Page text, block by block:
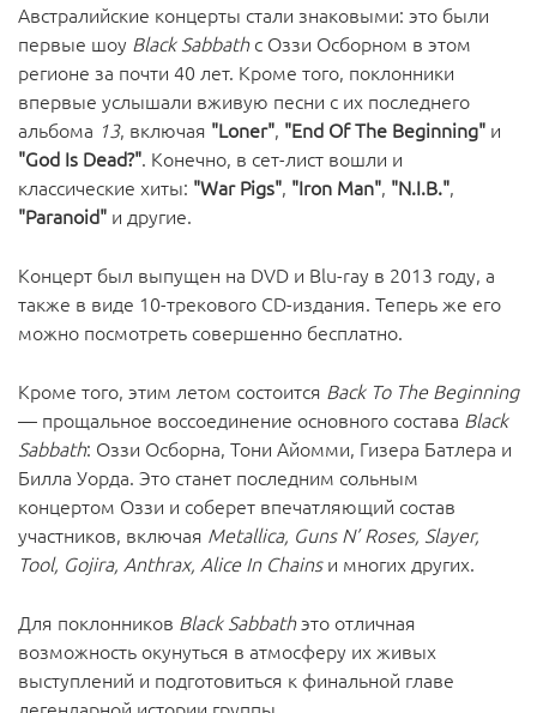
Австралийские концерты стали знаковыми: это были
первые шоу Black Sabbathс Оззи Осборном в этом
регионе за почти 40 лет. Кроме того, поклонники
впервые услышали вживую песни с их последнего
альбома 13, включая "Loner", "End Of The Beginning" и
"God Is Dead?". Конечно, в сет-лист вошли и
классические хиты: "War Pigs", "Iron Man", "N.I.B.",
"Paranoid" и другие.
Концерт был выпущен на DVD и Blu-ray в 2013 году, а
также в виде 10-трекового CD-издания. Теперь же его
можно посмотреть совершенно бесплатно.
Кроме того, этим летом состоится Back To The Beginning
— прощальное воссоединение основного состава Black
Sabbath: Оззи Осборна, Тони Айомми, Гизера Батлера и
Билла Уорда. Это станет последним сольным
концертом Оззи и соберет впечатляющий состав
участников, включая Metallica, Guns N’ Roses, Slayer,
Tool, Gojira, Anthrax, Alice In Chainsи многих других.
Для поклонников Black Sabbathэто отличная
возможность окунуться в атмосферу их живых
выступлений и подготовиться к финальной главе